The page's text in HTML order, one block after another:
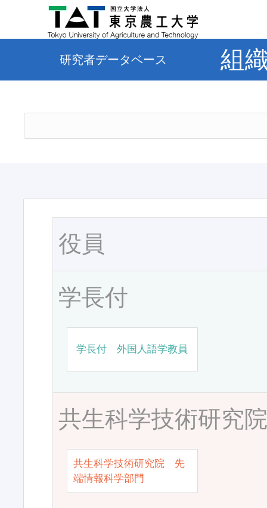
研究者データベース 組
役員
学長付
学長付 外国人語学教員
共生科学技術研究
共生科学技術研究院 先
端情報科学部門